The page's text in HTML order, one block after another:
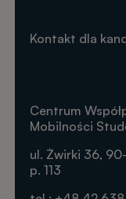
Kontakt dla
Centrum
Mobilności
ul. Żwirki 36,
p. 113